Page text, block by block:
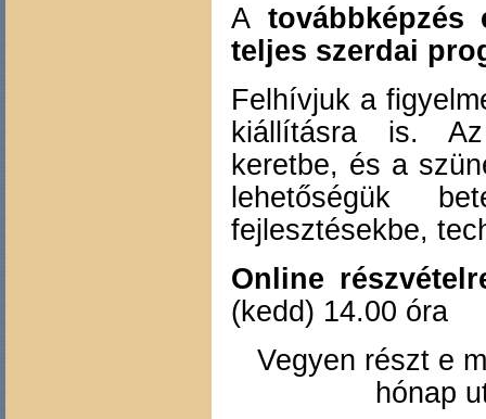
A továbbképzés
teljes szerdai
Felhívjuk a
kiállításra is. Az
keretbe, és a
lehetőségük
fejlesztésekbe,
Online
(kedd) 14.00 óra
Vegyen részt e
hónap